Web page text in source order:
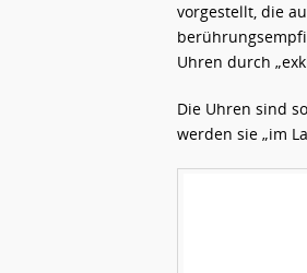
vorgestellt, die
Uhren durch
Die Uhren sind
werden sie „im